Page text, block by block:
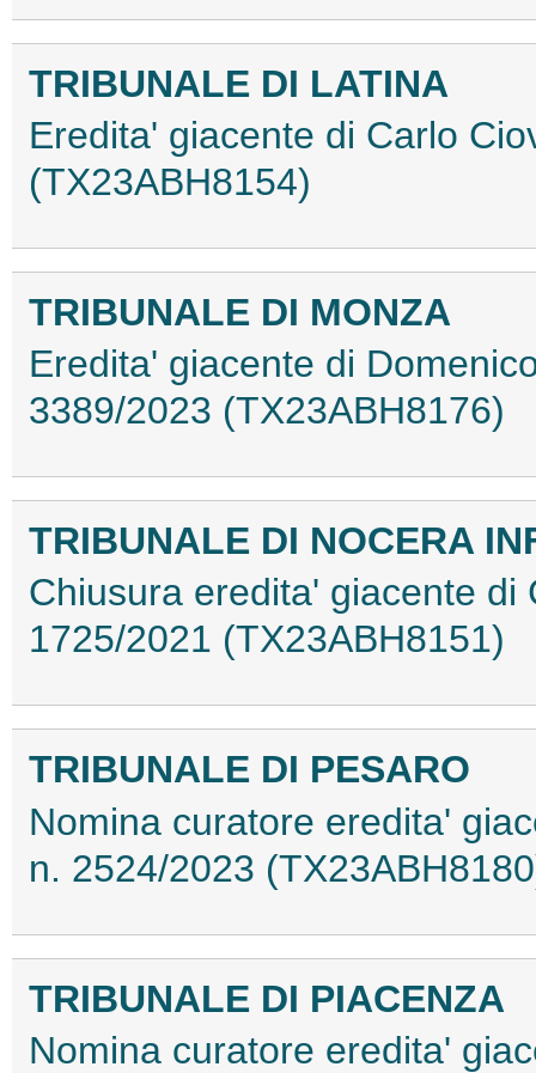
TRIBUNALE DI LATINA
Eredita' giacente di Carlo
(TX23ABH8154)
TRIBUNALE DI MONZA
Eredita' giacente di
3389/2023 (TX23ABH8176)
TRIBUNALE DI NOCERA
Chiusura eredita' giacente
1725/2021 (TX23ABH8151)
TRIBUNALE DI PESARO
Nomina curatore eredita'
n. 2524/2023
TRIBUNALE DI PIACENZA
Nomina curatore eredita'